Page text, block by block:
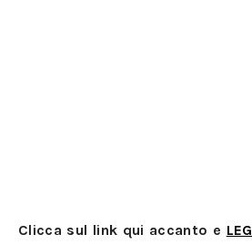
Clicca sul link qui accanto e